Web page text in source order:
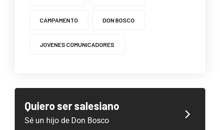
CAMPAMENTO DON BOSCO
JOVENES COMUNICADORES
Quiero ser salesiano
Sé un hijo de Don Bosco